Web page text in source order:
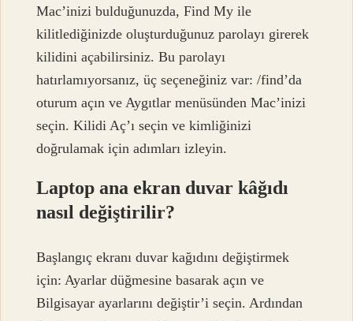
Mac’inizi bulduğunuzda, Find My ile
kilitlediğinizde oluşturduğunuz parolayı girerek
kilidini açabilirsiniz. Bu parolayı
hatırlamıyorsanız, üç seçeneğiniz var: /find’da
oturum açın ve Aygıtlar menüsünden Mac’inizi
seçin. Kilidi Aç’ı seçin ve kimliğinizi
doğrulamak için adımları izleyin.
Laptop ana ekran duvar kâğıdı
nasıl değiştirilir?
Başlangıç ​​ekranı duvar kağıdını değiştirmek
için: Ayarlar düğmesine basarak açın ve
Bilgisayar ayarlarını değiştir’i seçin. Ardından